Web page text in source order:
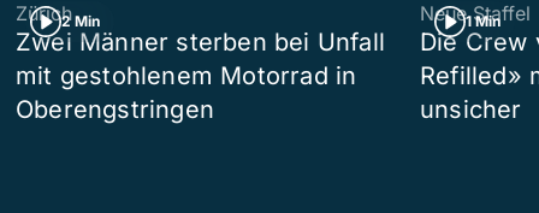
2 Min
Zürich
Zwei Männer sterben bei Unfall
mit gestohlenem Motorrad in
Oberengstringen
1 Min
Neue Staffel
Die Crew
Refilled»
unsicher